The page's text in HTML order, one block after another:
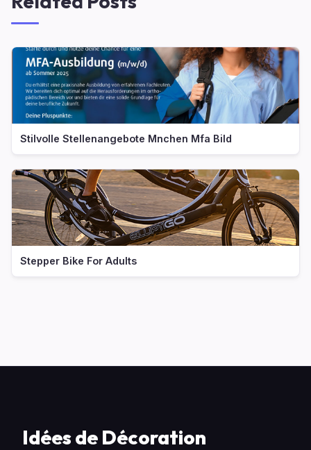
Stilvolle Stellenangebote Mnchen Mfa Bild
Stepper Bike For Adults
Idées de Décoration